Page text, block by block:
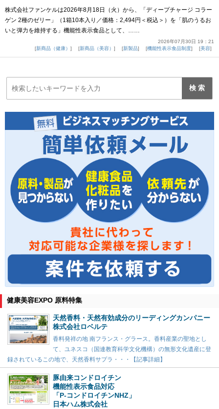
株式会社ファンケルは2026年8月18日（火）から、「ディープチャージ コラー
ゲン 2種のゼリー」（1箱10本入り／価格：2,494円＜税込＞）を「肌のうるお
いと弾力を維持する」機能性表示食品として、……
2026年07月30日 19：21
新商品（健康）
新商品（美容） 新製品 機能性表示食品制度 美容
健康美容EXPO 原料特集
天然香料・天然有効成分のリーディングカンパニー
株式会社ロベルテ
香料発祥の地 南フランス・グラース。香料産業の聖地とし
て、ユネスコ（国連教育科学文化機構）の無形文化遺産に登
録されているこの地で、天然香料サプラ・・・【記事詳細】
豚由来コンドロイチン
機能性表示食品対応
「P-コンドロイチンNHZ」
日本ハム株式会社